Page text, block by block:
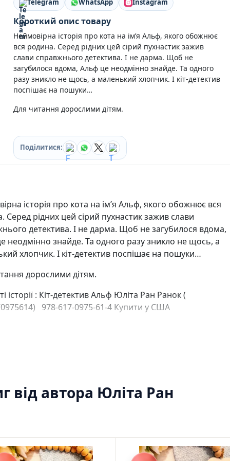
Кулінарія
Ігри для дорослих
Зарубіжні письменники
Різдвяні / Зимові
Книги для дітей
Картонні книги для найменших
Віммельбухи
Казки Вірші Оповідання
Книги з наліпками
Вчимося читати
Книги для першого читання
Самостійне читання (6+)
Книги для читання 10+
Навчальні книги
Розвивальні та пізнавальні книги
Книги про Україну
Ігри для дітей
Різдвяні / Зимові
Книги для молоді
Каталог авторів
Жанри
Тематичні підбірки
Love story mood: підбірка книжок для неї
Вживані книги
Подарункові книги
Закладки
Зошити
Telegram
WhatsApp Instagram
Короткий опис товару
Неймовірна історія про кота на ім’я Альф, якого обожнює
вся родина. Серед рідних цей сірий пухнастик зажив
слави справжнього детектива. І не дарма. Щоб не
загубилося вдома, Альф це неодмінно знайде. Та одного
разу зникло не щось, а маленький хлопчик. І кіт-детектив
поспішає на пошуки…
Для читання дорослими дітям.
Поділитися:
історія про кота на ім’я Альф, якого обожнює вся
Серед рідних цей сірий пухнастик зажив слави
детектива. І не дарма. Щоб не загубилося вдома,
неодмінно знайде. Та одного разу зникло не щось, а
хлопчик. І кіт-детектив поспішає на пошуки…
дорослими дітям.
історії : Кіт-детектив Альф Юліта Ран Ранок (
978-617-0975-61-4 Купити у США
від автора Юліта Ран